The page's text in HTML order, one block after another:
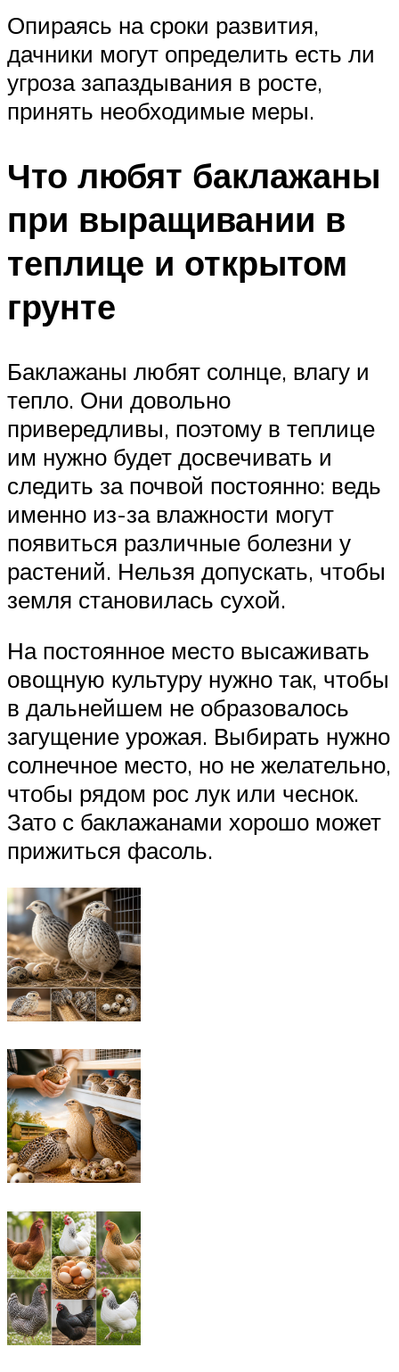
Опираясь на сроки развития,
дачники могут определить есть ли
угроза запаздывания в росте,
принять необходимые меры.
Что любят баклажаны
при выращивании в
теплице и открытом
грунте
Баклажаны любят солнце, влагу и
тепло. Они довольно
привередливы, поэтому в теплице
им нужно будет досвечивать и
следить за почвой постоянно: ведь
именно из-за влажности могут
появиться различные болезни у
растений. Нельзя допускать, чтобы
земля становилась сухой.
На постоянное место высаживать
овощную культуру нужно так, чтобы
в дальнейшем не образовалось
загущение урожая. Выбирать нужно
солнечное место, но не желательно,
чтобы рядом рос лук или чеснок.
Зато с баклажанами хорошо может
прижиться фасоль.